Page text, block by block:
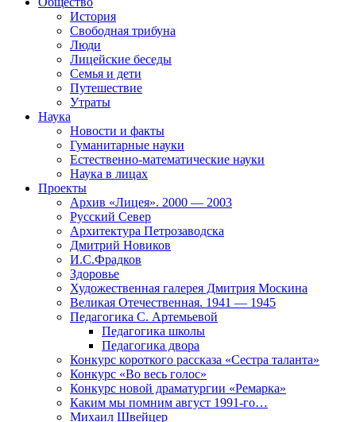
История
Свободная трибуна
Люди
Лицейские беседы
Семья и дети
Путешествие
Утраты
Наука
Новости и факты
Гуманитарные науки
Естественно-математические науки
Наука в лицах
Проекты
Архив «Лицея». 2000 — 2003
Русский Север
Архитектура Петрозаводска
Дмитрий Новиков
И.С.Фрадков
Здоровье
Художественная галерея Дмитрия Москина
Великая Отечественная. 1941 — 1945
Педагогика С. Артемьевой
Педагогика школы
Педагогика двора
Конкурс короткого рассказа «Сестра таланта»
Конкурс «Во весь голос»
Конкурс новой драматургии «Ремарка»
Каким мы помним август 1991-го…
Михаил Швейцер